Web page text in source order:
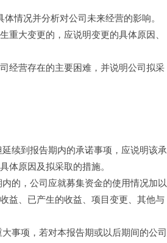
况并分析对公司未来经营的影响。
大变更的，应说明变更的具体原因、
营存在的主要困难，并说明公司拟采
到报告期内的承诺事项，应说明该承
体原因及拟采取的措施。
，公司应就募集资金的使用情况加以
益、已产生的收益、项目变更、其他与
项，若对本报告期或以后期间的公司